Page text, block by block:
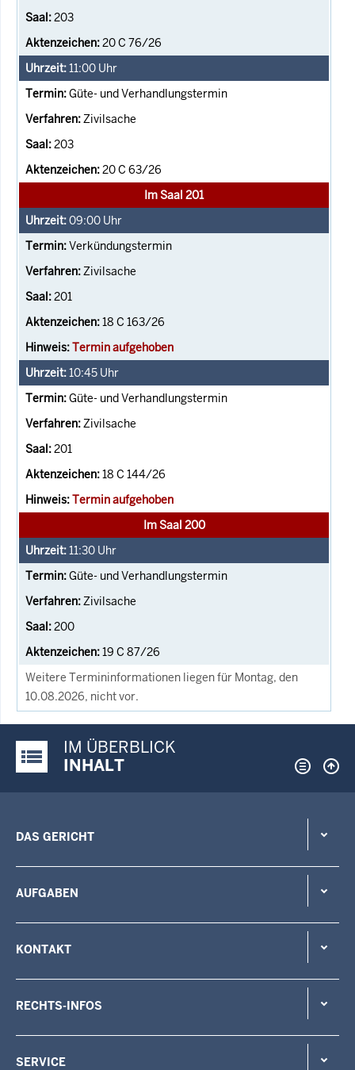
203
20 C 76/26
11:00 Uhr
Güte- und Verhandlungstermin
Zivilsache
203
20 C 63/26
Im Saal 201
09:00 Uhr
Verkündungstermin
Zivilsache
201
18 C 163/26
Termin aufgehoben
10:45 Uhr
Güte- und Verhandlungstermin
Zivilsache
201
18 C 144/26
Termin aufgehoben
Im Saal 200
11:30 Uhr
Güte- und Verhandlungstermin
Zivilsache
200
19 C 87/26
Weitere Termininformationen liegen für Montag, den
10.08.2026, nicht vor.
Justiz-Portal im Überblick:
IM ÜBERBLICK
INHALT
DAS GERICHT
AUFGABEN
KONTAKT
RECHTS-INFOS
SERVICE